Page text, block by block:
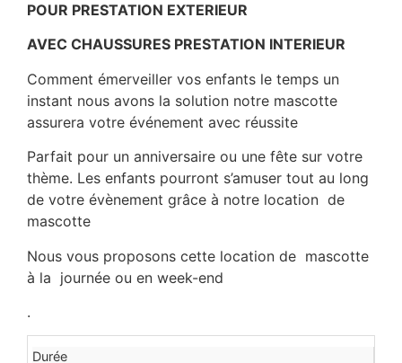
POUR PRESTATION EXTERIEUR
AVEC CHAUSSURES PRESTATION INTERIEUR
Comment émerveiller vos enfants le temps un
instant nous avons la solution notre mascotte
assurera votre événement avec réussite
Parfait pour un anniversaire ou une fête sur votre
thème. Les enfants pourront s’amuser tout au long
de votre évènement grâce à notre location de
mascotte
Nous vous proposons cette location de mascotte
à la journée ou en week-end
.
Durée